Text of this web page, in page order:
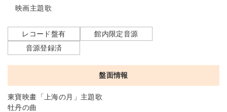
盤面情報
東寶映畫「上海の月」主題歌
牡丹の曲
映画主題歌
レコード盤有
館内限定音源
音源登録済